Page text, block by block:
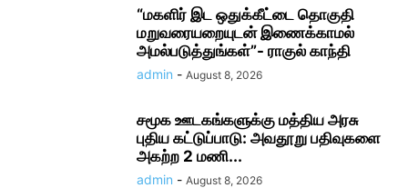
“மகளிர் இட ஒதுக்கீட்டை தொகுதி
மறுவரையறையுடன் இணைக்காமல்
அமல்படுத்துங்கள்”- ராகுல் காந்தி
admin - August 8, 2026
சமூக ஊடகங்களுக்கு மத்திய அரசு
புதிய கட்டுப்பாடு: அவதூறு பதிவுகளை
அகற்ற 2 மணி...
admin - August 8, 2026